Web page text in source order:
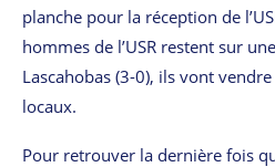
planche pour la réception de
hommes de l’USR restent sur
Lascahobas (3-0), ils vont
locaux.
Pour retrouver la dernière fois